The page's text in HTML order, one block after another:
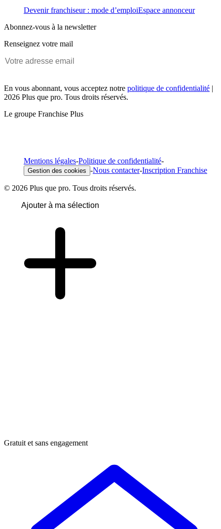
Devenir franchiseur : mode d’emploiEspace annonceur
Abonnez-vous à la newsletter
Renseignez votre mail
En vous abonnant, vous acceptez notre politique de confidentialité |
2026 Plus que pro. Tous droits réservés.
Le groupe Franchise Plus
Mentions légales-Politique de confidentialité-
Gestion des cookies -Nous contacter-Inscription Franchise
© 2026 Plus que pro. Tous droits réservés.
Ajouter à ma sélection
Gratuit et sans engagement